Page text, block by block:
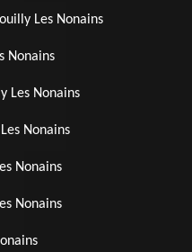
Les Nonains
Nonains
Les Nonains
Nonains
Nonains
Nonains